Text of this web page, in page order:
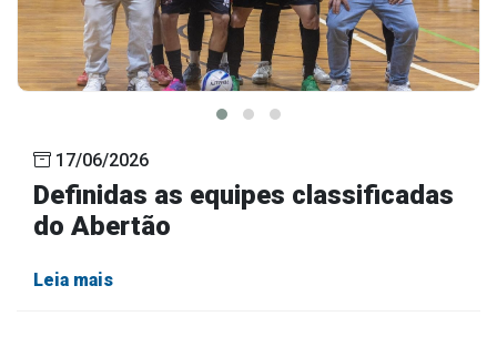
17/06/2026
Definidas as equipes classificadas
do Abertão
Leia mais